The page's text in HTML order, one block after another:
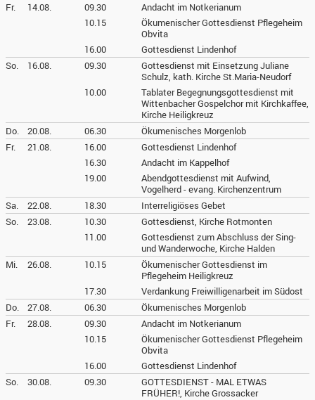
Fr.
14.08. 09.30
Andacht im Notkerianum
10.15
Ökumenischer Gottesdienst Pflegeheim
Obvita
16.00
Gottesdienst Lindenhof
So.
16.08. 09.30
Gottesdienst mit Einsetzung Juliane
Schulz, kath. Kirche St.Maria-Neudorf
10.00
Tablater Begegnungsgottesdienst mit
Wittenbacher Gospelchor mit Kirchkaffee,
Kirche Heiligkreuz
Do.
20.08. 06.30
Ökumenisches Morgenlob
Fr.
21.08. 16.00
Gottesdienst Lindenhof
16.30
Andacht im Kappelhof
19.00
Abendgottesdienst mit Aufwind,
Vogelherd - evang. Kirchenzentrum
Sa.
22.08. 18.30
Interreligiöses Gebet
So.
23.08. 10.30
Gottesdienst, Kirche Rotmonten
11.00
Gottesdienst zum Abschluss der Sing-
und Wanderwoche, Kirche Halden
Mi.
26.08. 10.15
Ökumenischer Gottesdienst im
Pflegeheim Heiligkreuz
17.30
Verdankung Freiwilligenarbeit im Südost
Do.
27.08. 06.30
Ökumenisches Morgenlob
Fr.
28.08. 09.30
Andacht im Notkerianum
10.15
Ökumenischer Gottesdienst Pflegeheim
Obvita
16.00
Gottesdienst Lindenhof
So.
30.08. 09.30
GOTTESDIENST - MAL ETWAS
FRÜHER!, Kirche Grossacker